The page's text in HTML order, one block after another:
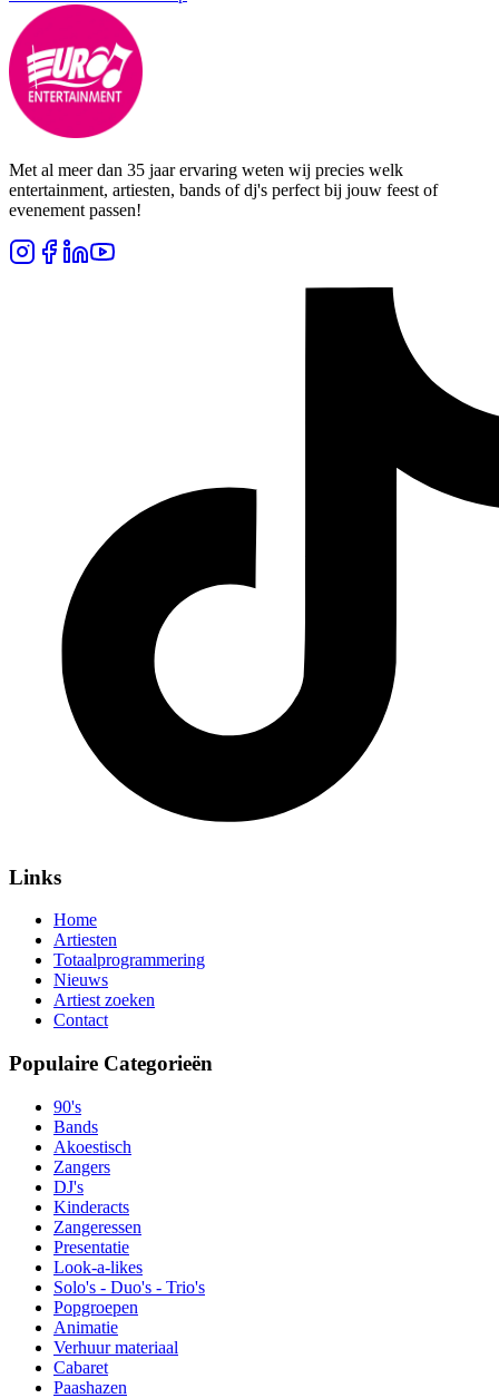
Met al meer dan 35 jaar ervaring weten wij precies welk
entertainment, artiesten, bands of dj's perfect bij jouw feest of
evenement passen!
Links
Home
Artiesten
Totaalprogrammering
Nieuws
Artiest zoeken
Contact
Populaire Categorieën
90's
Bands
Akoestisch
Zangers
DJ's
Kinderacts
Zangeressen
Presentatie
Look-a-likes
Solo's - Duo's - Trio's
Popgroepen
Animatie
Verhuur materiaal
Cabaret
Paashazen